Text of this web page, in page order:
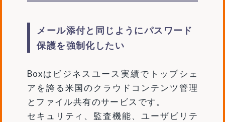
メール添付と同じようにパスワード
保護を強制化したい
Boxはビジネスユース実績でトップシェ
アを誇る米国のクラウドコンテンツ管理
とファイル共有のサービスです。
セキュリティ、監査機能、ユーザビリテ